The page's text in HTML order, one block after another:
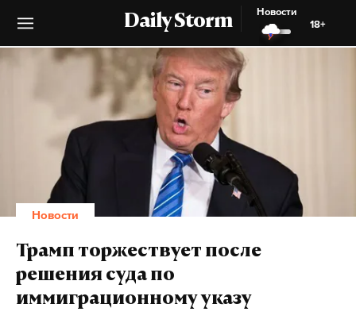
Daily Storm
Новости
18+
Новости
Трамп торжествует после
решения суда по
иммиграционному указу